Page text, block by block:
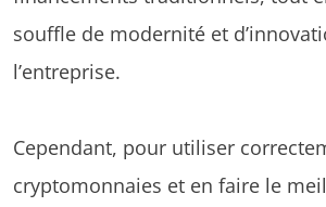
souffle de modernité et
l’entreprise.
Cependant, pour utiliser
cryptomonnaies et en faire le